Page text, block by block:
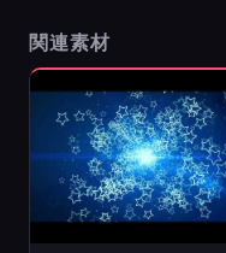
関連素材